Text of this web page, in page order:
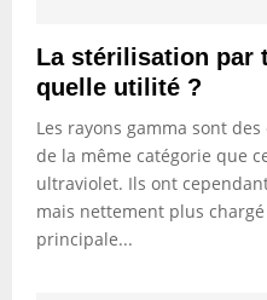
La stérilisation par
quelle utilité ?
Les rayons gamma sont
de la même catégorie que
ultraviolet. Ils ont
mais nettement plus
principale...